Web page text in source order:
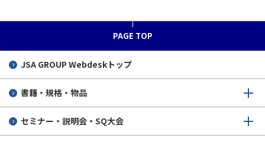
PAGE TOP
JSA GROUP Webdeskトップ
書籍・規格・物品
セミナー・説明会・SQ大会